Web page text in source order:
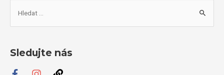
d
Sledujte nás